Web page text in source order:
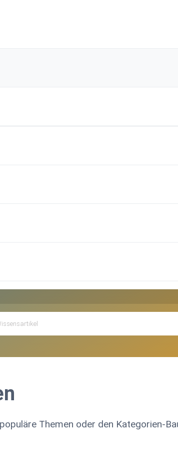
Themen oder den Kategorien-